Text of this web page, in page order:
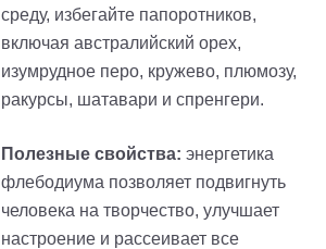
среду, избегайте папоротников,
включая австралийский орех,
изумрудное перо, кружево, плюмозу,
ракурсы, шатавари и спренгери.
Полезные свойства: энергетика
флебодиума позволяет подвигнуть
человека на творчество, улучшает
настроение и рассеивает все